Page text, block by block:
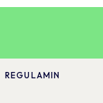
REGULAMIN